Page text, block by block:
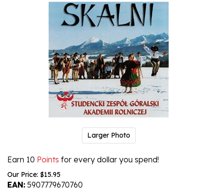
Larger Photo
Earn 10 Points for every dollar you spend!
Our Price: $15.95
EAN: 5907779670760